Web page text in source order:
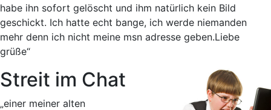
habe ihn sofort gelöscht und ihm natürlich kein Bild
geschickt. Ich hatte echt bange, ich werde niemanden
mehr denn ich nicht meine msn adresse geben.Liebe
grüße“
Streit im Chat
„einer meiner alten